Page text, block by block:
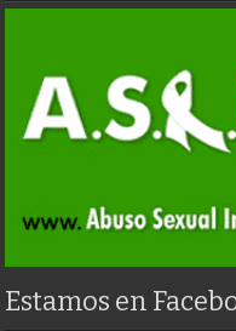
Estamos en